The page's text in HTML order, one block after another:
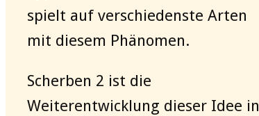
spielt auf verschiedenste Arten
mit diesem Phänomen.
Scherben 2 ist die
Weiterentwicklung dieser Idee in